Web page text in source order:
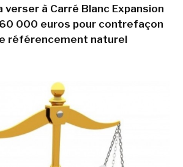
verser à Carré Blanc Expansion
000 euros pour contrefaçon
référencement naturel